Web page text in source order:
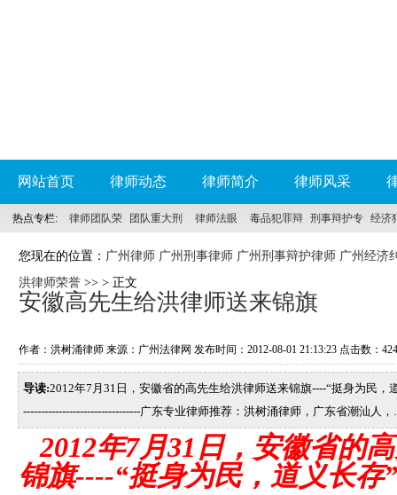
网站首页 律师动态 律师简介 律师风采
热点专栏: 律师团队荣
誉
团队重大刑
事案件
律师法眼 毒品犯罪辩
护
刑事辩护专 经济
您现在的位置： 广州律师 广州刑事律师 广州刑事辩护律师 广州经济
洪律师荣誉 >> > 正文
安徽高先生给洪律师送来锦旗
作者：洪树涌律师 来源：广州法律网 发布时间：2012-08-01 21:13:23 点击数： 424
导读:2012年7月31日，安徽省的高先生给洪律师送来锦旗----“挺身为民，
---------------------------------广东专业律师推荐：洪树涌律师，广东省潮汕人
2012年7月31日，安徽省的
锦旗----“挺身为民，道义长存”